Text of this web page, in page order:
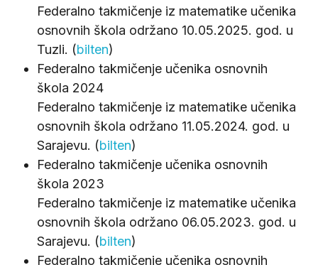
Federalno takmičenje iz matematike učenika
osnovnih škola održano 10.05.2025. god. u
Tuzli. (bilten)
Federalno takmičenje učenika osnovnih
škola 2024
Federalno takmičenje iz matematike učenika
osnovnih škola održano 11.05.2024. god. u
Sarajevu. (bilten)
Federalno takmičenje učenika osnovnih
škola 2023
Federalno takmičenje iz matematike učenika
osnovnih škola održano 06.05.2023. god. u
Sarajevu. (bilten)
Federalno takmičenje učenika osnovnih